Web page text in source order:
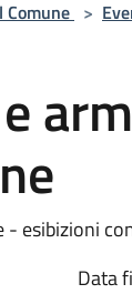
Comune >
- esibizioni
Data